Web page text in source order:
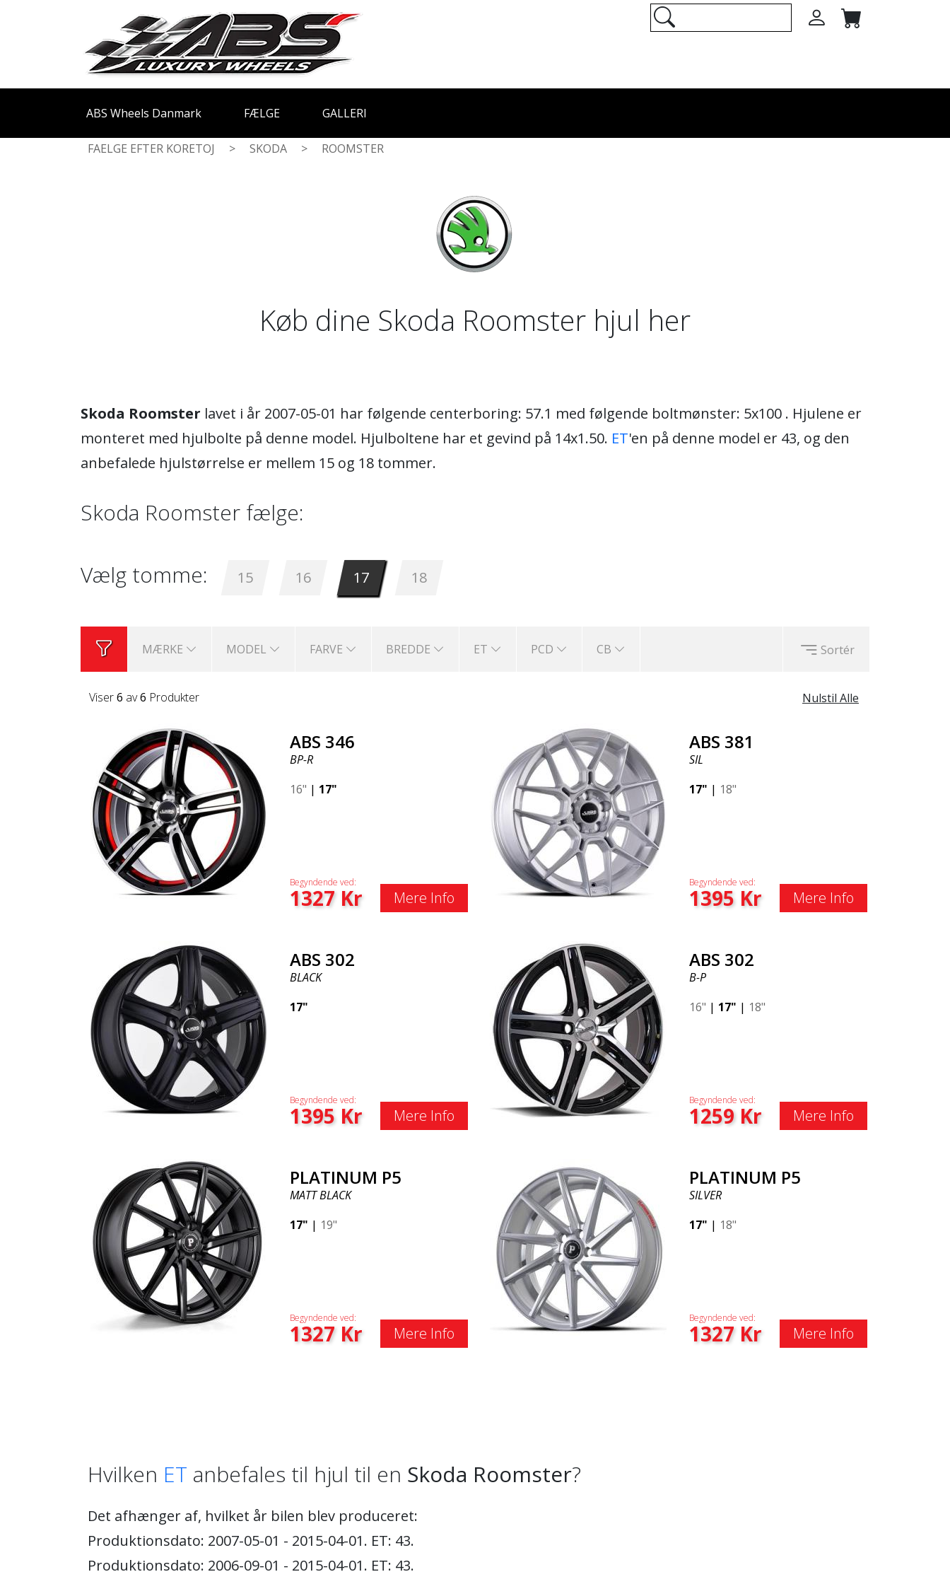
ABS Wheels Danmark FÆLGE GALLERI
FAELGE EFTER KORETOJ > SKODA > ROOMSTER
Køb dine Skoda Roomster hjul her
Skoda Roomster lavet i år 2007-05-01 har følgende centerboring: 57.1 med følgende boltmønster: 5x100 . Hjulene er
monteret med hjulbolte på denne model. Hjulboltene har et gevind på 14x1.50. ET'en på denne model er 43, og den
anbefalede hjulstørrelse er mellem 15 og 18 tommer.
Skoda Roomster fælge:
Vælg tomme: 15 16 17 18
MÆRKE MODEL FARVE BREDDE ET PCD CB Sortér
Nulstil Alle
Viser6 av6 Produkter
ABS 346
BP-R
16" | 17"
Begyndende ved:
1327Kr Mere Info
ABS 381
SIL
17" | 18"
Begyndende ved:
1395Kr Mere Info
ABS 302
BLACK
17"
Begyndende ved:
1395Kr Mere Info
ABS 302
B-P
16" | 17" | 18"
Begyndende ved:
1259Kr Mere Info
PLATINUM P5
MATT BLACK
17" | 19"
Begyndende ved:
1327Kr Mere Info
PLATINUM P5
SILVER
17" | 18"
Begyndende ved:
1327Kr Mere Info
Hvilken ET anbefales til hjul til en Skoda Roomster?
Det afhænger af, hvilket år bilen blev produceret:
Produktionsdato: 2007-05-01 - 2015-04-01. ET: 43.
Produktionsdato: 2006-09-01 - 2015-04-01. ET: 43.